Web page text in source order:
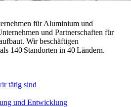
für Aluminium und
und Partnerschaften für
Wir beschäftigen
140 Standorten in 40 Ländern.
tätig sind
und Entwicklung